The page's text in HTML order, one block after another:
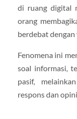
di ruang digital
orang
berdebat dengan
Fenomena ini
soal informasi,
pasif,
respons dan